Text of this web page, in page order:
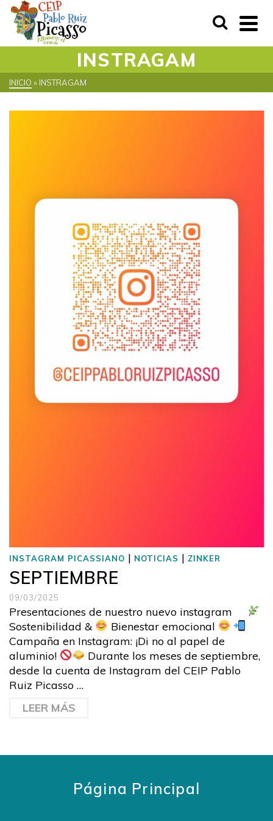
INSTRAGAM
INICIO »INSTRAGAM
INSTAGRAM PICASSIANO | NOTICIAS | ZINKER
SEPTIEMBRE
09/03/2025
Presentaciones de nuestro nuevo instagram
Sostenibilidad &
Bienestar emocional
Campaña en Instagram: ¡Di no al papel de
aluminio!
Durante los meses de septiembre,
desde la cuenta de Instagram del CEIP Pablo
Ruiz Picasso …
LEER MÁS
Página Principal